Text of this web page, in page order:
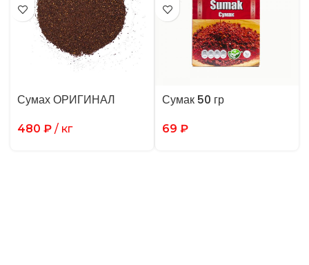
Сумах ОРИГИНАЛ
480 ₽ / кг
Сумак 50 гр
69 ₽